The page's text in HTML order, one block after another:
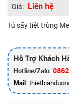
Giá: Liên hệ
Tủ sấy tiệt trùng
Hỗ Trợ Khách
Hotline/Zalo:
Mail: